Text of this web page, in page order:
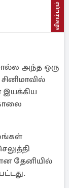
விளம்பரம்
அந்த ஒரு
இயக்கிய
தேனியில்